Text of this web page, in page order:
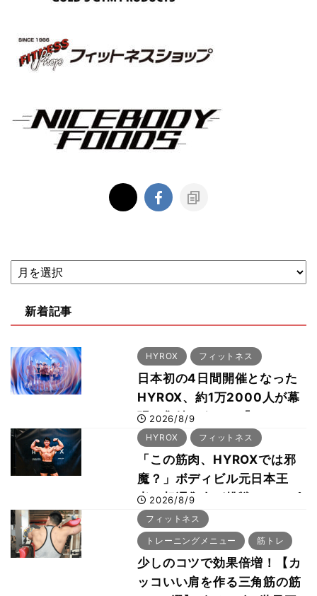
新着記事
HYROX フィットネス
日本初の4日間開催となった
HYROX、約1万2000人が幕
張に集結 すでに「2028、
29年の大会も準備」
2026/8/9
HYROX フィットネス
「この筋肉、HYROXでは邪
魔？」ボディビル元日本王
者・相澤隼人が挑戦 バーピ
ーでは驚異の種目2位
2026/8/9
フィットネス
トレーニングメニュー 筋トレ
少しのコツで効果倍増！【カ
ッコいい肩を作る三角筋の筋